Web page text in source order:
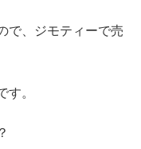
で、ジモティーで売
す。